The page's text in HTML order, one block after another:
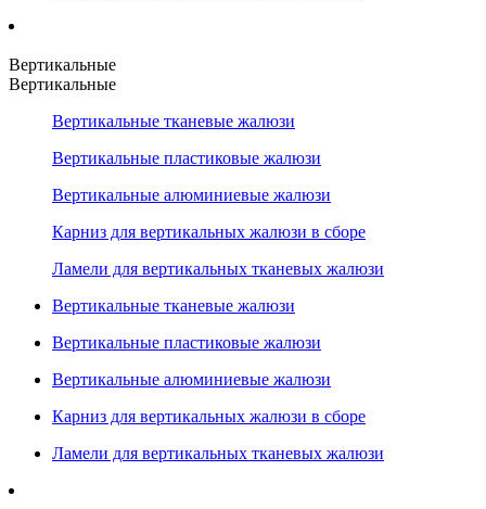
Вертикальные
Вертикальные
Вертикальные тканевые жалюзи
Вертикальные пластиковые жалюзи
Вертикальные алюминиевые жалюзи
Карниз для вертикальных жалюзи в сборе
Ламели для вертикальных тканевых жалюзи
Вертикальные тканевые жалюзи
Вертикальные пластиковые жалюзи
Вертикальные алюминиевые жалюзи
Карниз для вертикальных жалюзи в сборе
Ламели для вертикальных тканевых жалюзи